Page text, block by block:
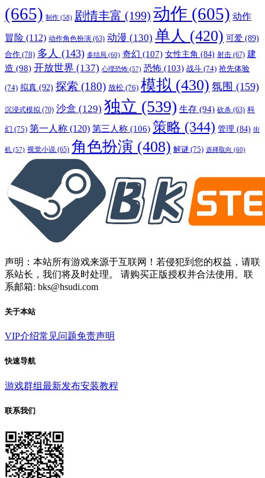
(665) 制作 (58) 剧情丰富 (199) 动作 (605) 动作
冒险 (112) 动作角色扮演 (63) 动漫 (130) 单人 (420) 可爱 (89)
合作 (78) 多人 (143) 多结局 (60) 奇幻 (107) 女性主角 (84) 射击 (67) 建
造 (98) 开放世界 (137) 心理恐怖 (57) 恐怖 (103) 战斗 (74) 抢先体验
(74) 拟真 (92) 探索 (180) 放松 (76) 模拟 (430) 氛围 (159)
沉浸式模拟 (70) 沙盒 (129) 独立 (539) 生存 (94) 砍杀 (63) 科
幻 (75) 第一人称 (120) 第三人称 (106) 策略 (344) 管理 (84) 街
机 (57) 视觉小说 (65) 角色扮演 (408) 解谜 (75) 选择取向 (60)
声明：本站所有游戏来源于互联网！若侵犯到您的权益，请联
系站长，我们将及时处理。 请购买正版授权并合法使用。联
系邮箱: bks@hsudi.com
关于本站
VIP介绍常见问题免责声明
快速导航
游戏群组最新发布安装教程
联系我们